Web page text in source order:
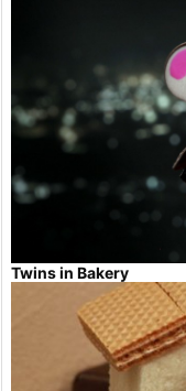
Twins in Bakery